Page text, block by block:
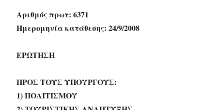
Αριθμός πρωτ: 6371
Ημερομηνία κατάθεσης: 24/9/2008
ΕΡΩΤΗΣΗ
ΠΡΟΣ ΤΟΥΣ ΥΠΟΥΡΓΟΥΣ:
1) ΠΟΛΙΤΙΣΜΟΥ